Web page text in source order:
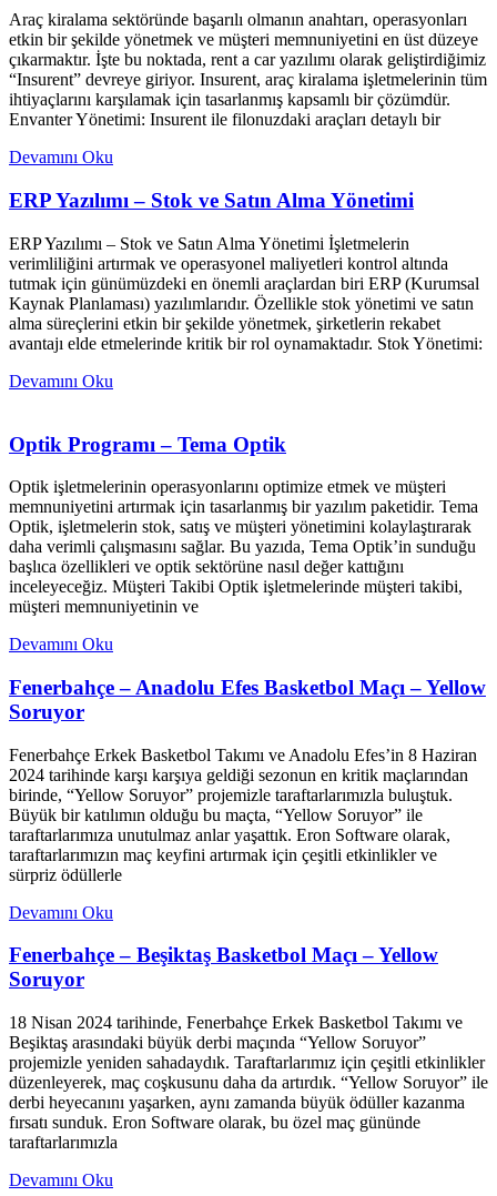
Araç kiralama sektöründe başarılı olmanın anahtarı, operasyonları
etkin bir şekilde yönetmek ve müşteri memnuniyetini en üst düzeye
çıkarmaktır. İşte bu noktada, rent a car yazılımı olarak geliştirdiğimiz
“Insurent” devreye giriyor. Insurent, araç kiralama işletmelerinin tüm
ihtiyaçlarını karşılamak için tasarlanmış kapsamlı bir çözümdür.
Envanter Yönetimi: Insurent ile filonuzdaki araçları detaylı bir
Devamını Oku
ERP Yazılımı – Stok ve Satın Alma Yönetimi
ERP Yazılımı – Stok ve Satın Alma Yönetimi İşletmelerin
verimliliğini artırmak ve operasyonel maliyetleri kontrol altında
tutmak için günümüzdeki en önemli araçlardan biri ERP (Kurumsal
Kaynak Planlaması) yazılımlarıdır. Özellikle stok yönetimi ve satın
alma süreçlerini etkin bir şekilde yönetmek, şirketlerin rekabet
avantajı elde etmelerinde kritik bir rol oynamaktadır. Stok Yönetimi:
Devamını Oku
Optik Programı – Tema Optik
Optik işletmelerinin operasyonlarını optimize etmek ve müşteri
memnuniyetini artırmak için tasarlanmış bir yazılım paketidir. Tema
Optik, işletmelerin stok, satış ve müşteri yönetimini kolaylaştırarak
daha verimli çalışmasını sağlar. Bu yazıda, Tema Optik’in sunduğu
başlıca özellikleri ve optik sektörüne nasıl değer kattığını
inceleyeceğiz. Müşteri Takibi Optik işletmelerinde müşteri takibi,
müşteri memnuniyetinin ve
Devamını Oku
Fenerbahçe – Anadolu Efes Basketbol Maçı – Yellow
Soruyor
Fenerbahçe Erkek Basketbol Takımı ve Anadolu Efes’in 8 Haziran
2024 tarihinde karşı karşıya geldiği sezonun en kritik maçlarından
birinde, “Yellow Soruyor” projemizle taraftarlarımızla buluştuk.
Büyük bir katılımın olduğu bu maçta, “Yellow Soruyor” ile
taraftarlarımıza unutulmaz anlar yaşattık. Eron Software olarak,
taraftarlarımızın maç keyfini artırmak için çeşitli etkinlikler ve
sürpriz ödüllerle
Devamını Oku
Fenerbahçe – Beşiktaş Basketbol Maçı – Yellow
Soruyor
18 Nisan 2024 tarihinde, Fenerbahçe Erkek Basketbol Takımı ve
Beşiktaş arasındaki büyük derbi maçında “Yellow Soruyor”
projemizle yeniden sahadaydık. Taraftarlarımız için çeşitli etkinlikler
düzenleyerek, maç coşkusunu daha da artırdık. “Yellow Soruyor” ile
derbi heyecanını yaşarken, aynı zamanda büyük ödüller kazanma
fırsatı sunduk. Eron Software olarak, bu özel maç gününde
taraftarlarımızla
Devamını Oku